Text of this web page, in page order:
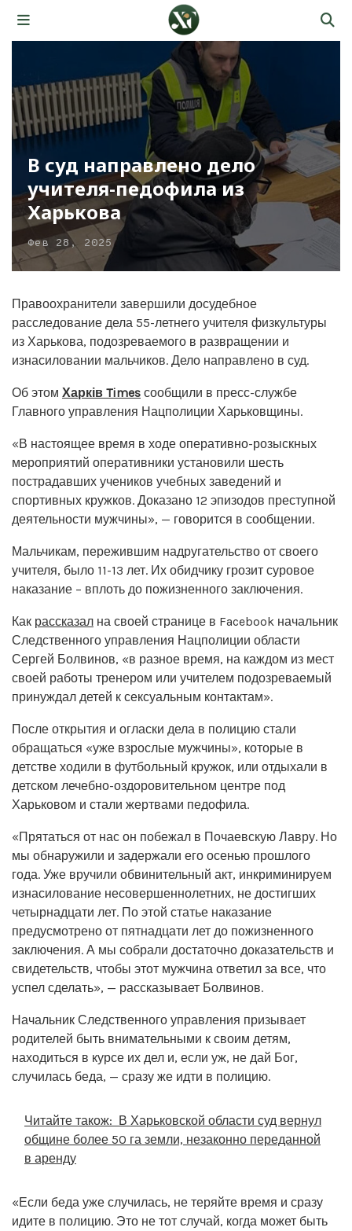
В суд направлено дело
учителя-педофила из
Харькова
Фев 28, 2025
Правоохранители завершили досудебное
расследование дела 55-летнего учителя физкультуры
из Харькова, подозреваемого в развращении и
изнасиловании мальчиков. Дело направлено в суд.
Об этом Харків Times сообщили в пресс-службе
Главного управления Нацполиции Харьковщины.
«В настоящее время в ходе оперативно-розыскных
мероприятий оперативники установили шесть
пострадавших учеников учебных заведений и
спортивных кружков. Доказано 12 эпизодов преступной
деятельности мужчины», — говорится в сообщении.
Мальчикам, пережившим надругательство от своего
учителя, было 11-13 лет. Их обидчику грозит суровое
наказание – вплоть до пожизненного заключения.
Как рассказал на своей странице в Facebook начальник
Следственного управления Нацполиции области
Сергей Болвинов, «в разное время, на каждом из мест
своей работы тренером или учителем подозреваемый
принуждал детей к сексуальным контактам».
После открытия и огласки дела в полицию стали
обращаться «уже взрослые мужчины», которые в
детстве ходили в футбольный кружок, или отдыхали в
детском лечебно-оздоровительном центре под
Харьковом и стали жертвами педофила.
«Прятаться от нас он побежал в Почаевскую Лавру. Но
мы обнаружили и задержали его осенью прошлого
года. Уже вручили обвинительный акт, инкриминируем
изнасилование несовершеннолетних, не достигших
четырнадцати лет. По этой статье наказание
предусмотрено от пятнадцати лет до пожизненного
заключения. А мы собрали достаточно доказательств и
свидетельств, чтобы этот мужчина ответил за все, что
успел сделать», — рассказывает Болвинов.
Начальник Следственного управления призывает
родителей быть внимательными к своим детям,
находиться в курсе их дел и, если уж, не дай Бог,
случилась беда, — сразу же идти в полицию.
Читайте також: В Харьковской области суд вернул
общине более 50 га земли, незаконно переданной
в аренду
«Если беда уже случилась, не теряйте время и сразу
идите в полицию. Это не тот случай, когда может быть